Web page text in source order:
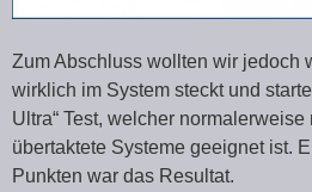
Zum Abschluss wollten wir jedoch
wirklich im System steckt und
Ultra“ Test, welcher
übertaktete Systeme geeignet ist.
Punkten war das Resultat.